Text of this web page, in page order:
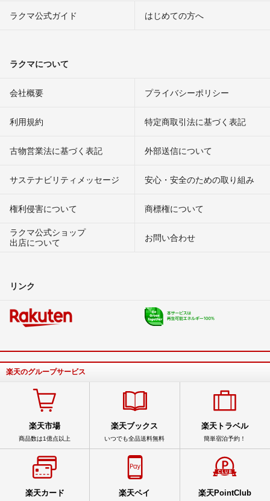
ラクマ公式ガイド はじめての方へ
ラクマについて
会社概要 プライバシーポリシー
利用規約 特定商取引法に基づく表記
古物営業法に基づく表記 外部送信について
サステナビリティメッセージ 安心・安全のための取り組み
権利侵害について
商標権について
ラクマ公式ショップ
出店について
お問い合わせ
リンク
楽天のグループサービス
楽天市場
商品数は1億点以上
楽天ブックス
いつでも全品送料無料
楽天トラベル
簡単宿泊予約！
楽天カード 楽天ペイ 楽天PointClub